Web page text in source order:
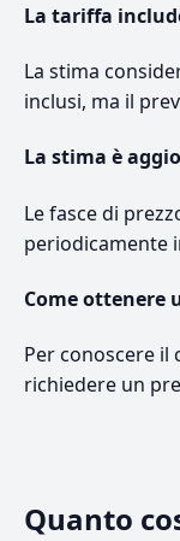
La tariffa
La stima
inclusi, ma il
La stima è
Le fasce di
periodicamente
Come ottenere
Per conoscere il
richiedere un
Quanto